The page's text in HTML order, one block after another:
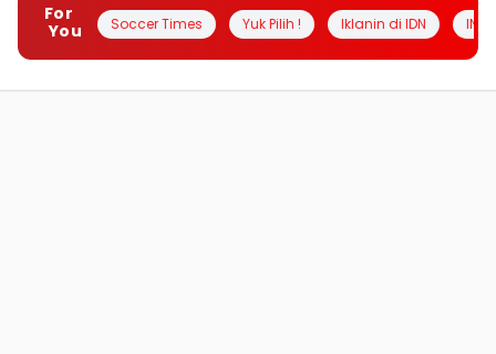
For
You
Soccer Times Yuk Pilih ! Iklanin di IDN